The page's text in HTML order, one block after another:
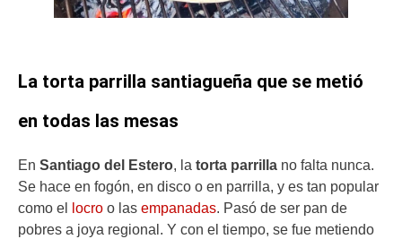
La torta parrilla santiagueña que se metió
en todas las mesas
En Santiago del Estero, la torta parrilla no falta nunca.
Se hace en fogón, en disco o en parrilla, y es tan popular
como el
locro o las empanadas. Pasó de ser pan de
pobres a joya regional. Y con el tiempo, se fue metiendo